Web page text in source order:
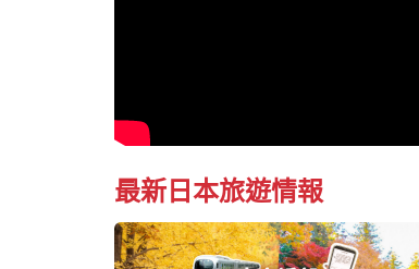
最新日本旅遊情報